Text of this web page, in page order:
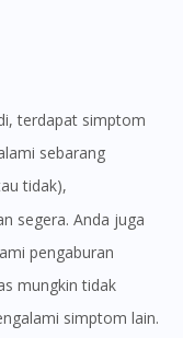
sebarang
tidak),
segera. Anda juga
pengaburan
mungkin tidak
simptom lain.